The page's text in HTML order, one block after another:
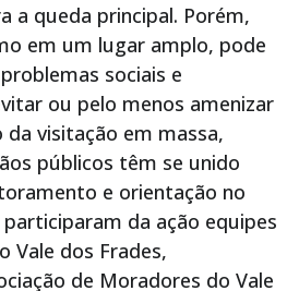
a queda principal. Porém,
em um lugar amplo, pode
sociais e
ou pelo menos amenizar
da visitação em massa,
públicos têm se unido
e orientação no
da ação equipes
Vale dos Frades,
de Moradores do Vale